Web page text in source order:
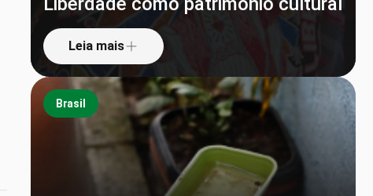
Leia mais
Brasil